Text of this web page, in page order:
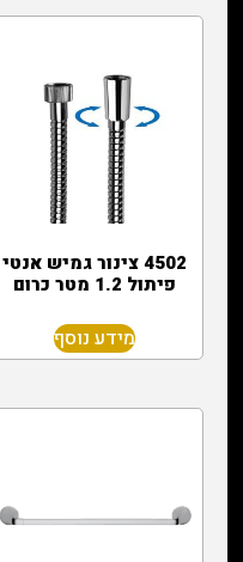
4502 צינור גמיש אנטי
פיתול 1.2 מטר כרום
מידע נוסף